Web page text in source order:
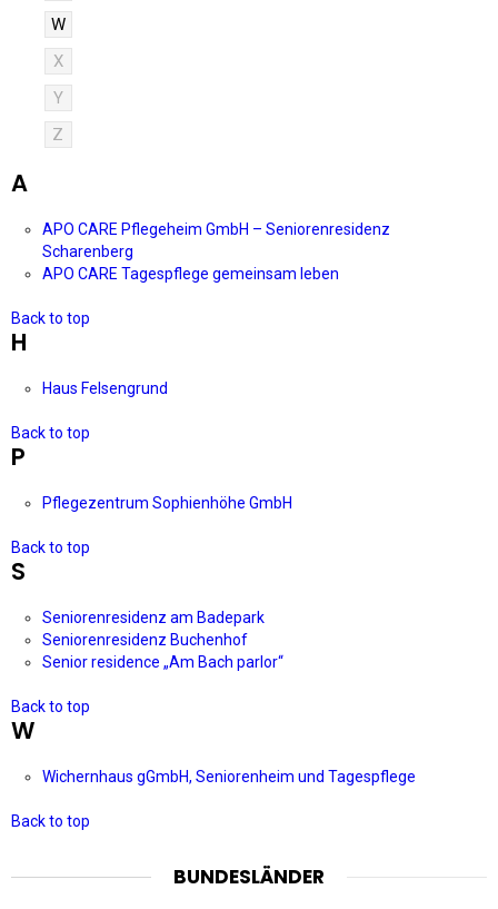
W
X
Y
Z
A
APO CARE Pflegeheim GmbH – Seniorenresidenz
Scharenberg
APO CARE Tagespflege gemeinsam leben
Back to top
H
Haus Felsengrund
Back to top
P
Pflegezentrum Sophienhöhe GmbH
Back to top
S
Seniorenresidenz am Badepark
Seniorenresidenz Buchenhof
Senior residence „Am Bach parlor“
Back to top
W
Wichernhaus gGmbH, Seniorenheim und Tagespflege
Back to top
BUNDESLÄNDER